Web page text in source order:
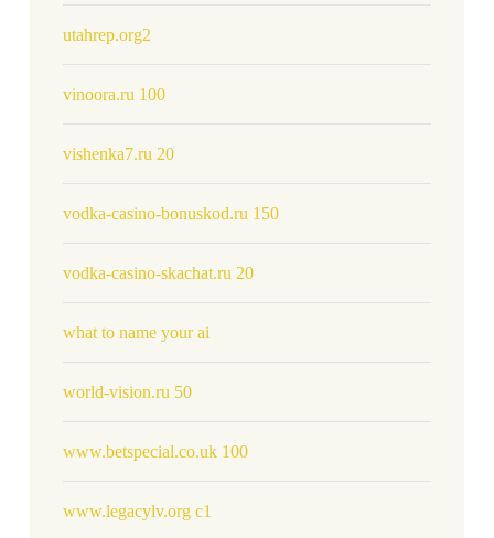
utahrep.org2
vinoora.ru 100
vishenka7.ru 20
vodka-casino-bonuskod.ru 150
vodka-casino-skachat.ru 20
what to name your ai
world-vision.ru 50
www.betspecial.co.uk 100
www.legacylv.org c1